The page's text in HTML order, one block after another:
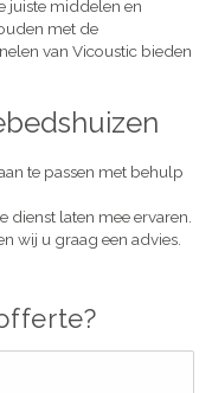
juiste middelen en
met de
van Vicoustic bieden
te passen met behulp
dienst laten mee ervaren.
wij u graag een advies.